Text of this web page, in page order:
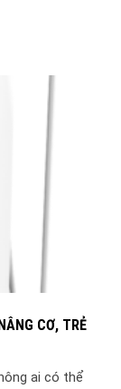
CƠ, TRẺ
ai có thể